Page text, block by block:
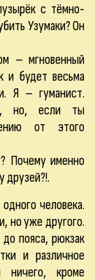
с тёмно-
Узумаки? Он
– мгновенный
и будет весьма
Я – гуманист.
но, если ты
от этого
Почему именно
друзей?!.
человека.
но уже другого.
пояса, рюкзак
и различное
ничего, кроме